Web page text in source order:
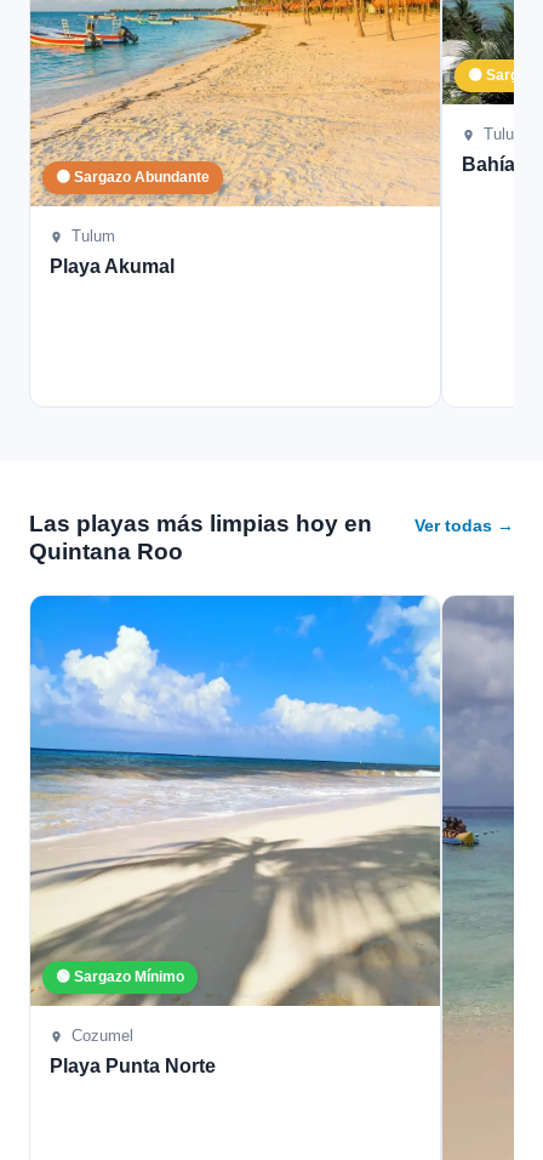
🟠 Sargazo Abundante
Tulum
Playa Akumal
🟡
Tulum
Bahía
Las playas más limpias hoy en
Quintana Roo
Ver todas →
🟢 Sargazo Mínimo
Cozumel
Playa Punta Norte